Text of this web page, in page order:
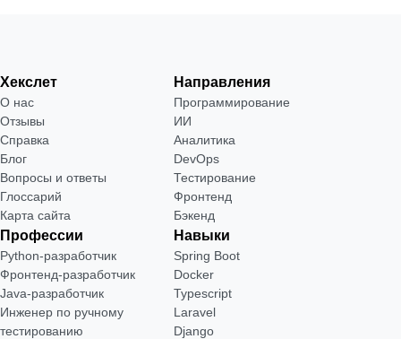
Хекслет
О нас
Отзывы
Справка
Блог
Вопросы и ответы
Глоссарий
Карта сайта
Направления
Программирование
ИИ
Аналитика
DevOps
Тестирование
Фронтенд
Бэкенд
Профессии
Python-разработчик
Фронтенд-разработчик
Java-разработчик
Инженер по ручному
тестированию
Навыки
Spring Boot
Docker
Typescript
Laravel
Django